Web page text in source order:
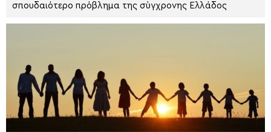
σπουδαιότερο πρόβλημα της σύγχρονης Ελλάδος